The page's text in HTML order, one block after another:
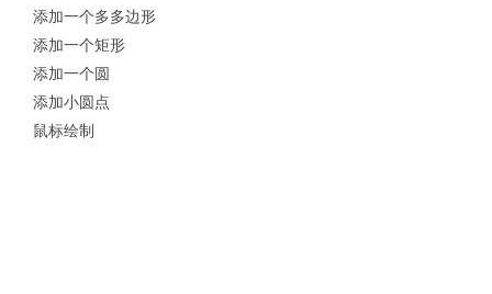
添加一个多多边形
添加一个矩形
添加一个圆
添加小圆点
鼠标绘制